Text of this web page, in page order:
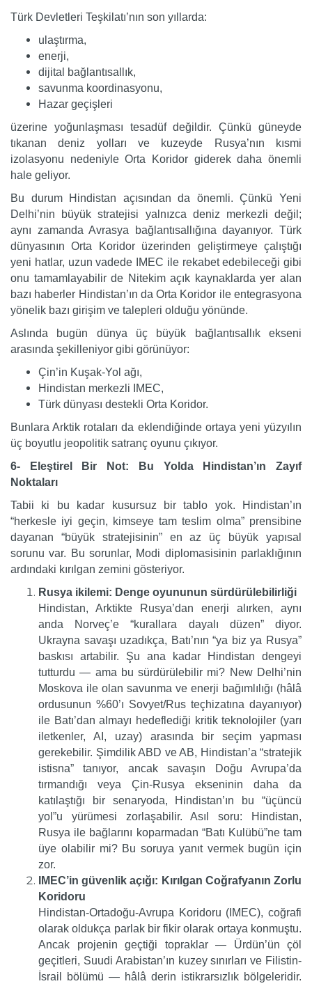
Türk Devletleri Teşkilatı’nın son yıllarda:
ulaştırma,
enerji,
dijital bağlantısallık,
savunma koordinasyonu,
Hazar geçişleri
üzerine yoğunlaşması tesadüf değildir. Çünkü güneyde
tıkanan deniz yolları ve kuzeyde Rusya’nın kısmi
izolasyonu nedeniyle Orta Koridor giderek daha önemli
hale geliyor.
Bu durum Hindistan açısından da önemli. Çünkü Yeni
Delhi’nin büyük stratejisi yalnızca deniz merkezli değil;
aynı zamanda Avrasya bağlantısallığına dayanıyor. Türk
dünyasının Orta Koridor üzerinden geliştirmeye çalıştığı
yeni hatlar, uzun vadede IMEC ile rekabet edebileceği gibi
onu tamamlayabilir de Nitekim açık kaynaklarda yer alan
bazı haberler Hindistan’ın da Orta Koridor ile entegrasyona
yönelik bazı girişim ve talepleri olduğu yönünde.
Aslında bugün dünya üç büyük bağlantısallık ekseni
arasında şekilleniyor gibi görünüyor:
Çin’in Kuşak-Yol ağı,
Hindistan merkezli IMEC,
Türk dünyası destekli Orta Koridor.
Bunlara Arktik rotaları da eklendiğinde ortaya yeni yüzyılın
üç boyutlu jeopolitik satranç oyunu çıkıyor.
6- Eleştirel Bir Not: Bu Yolda Hindistan’ın Zayıf
Noktaları
Tabii ki bu kadar kusursuz bir tablo yok. Hindistan’ın
“herkesle iyi geçin, kimseye tam teslim olma” prensibine
dayanan “büyük stratejisinin” en az üç büyük yapısal
sorunu var. Bu sorunlar, Modi diplomasisinin parlaklığının
ardındaki kırılgan zemini gösteriyor.
Rusya ikilemi: Denge oyununun sürdürülebilirliği
Hindistan, Arktikte Rusya’dan enerji alırken, aynı
anda Norveç’e “kurallara dayalı düzen” diyor.
Ukrayna savaşı uzadıkça, Batı’nın “ya biz ya Rusya”
baskısı artabilir. Şu ana kadar Hindistan dengeyi
tutturdu — ama bu sürdürülebilir mi? New Delhi’nin
Moskova ile olan savunma ve enerji bağımlılığı (hâlâ
ordusunun %60’ı Sovyet/Rus teçhizatına dayanıyor)
ile Batı’dan almayı hedeflediği kritik teknolojiler (yarı
iletkenler, AI, uzay) arasında bir seçim yapması
gerekebilir. Şimdilik ABD ve AB, Hindistan’a “stratejik
istisna” tanıyor, ancak savaşın Doğu Avrupa’da
tırmandığı veya Çin-Rusya ekseninin daha da
katılaştığı bir senaryoda, Hindistan’ın bu “üçüncü
yol”u yürümesi zorlaşabilir. Asıl soru: Hindistan,
Rusya ile bağlarını koparmadan “Batı Kulübü”ne tam
üye olabilir mi? Bu soruya yanıt vermek bugün için
zor.
IMEC’in güvenlik açığı: Kırılgan Coğrafyanın Zorlu
Koridoru
Hindistan-Ortadoğu-Avrupa Koridoru (IMEC), coğrafi
olarak oldukça parlak bir fikir olarak ortaya konmuştu.
Ancak projenin geçtiği topraklar — Ürdün’ün çöl
geçitleri, Suudi Arabistan’ın kuzey sınırları ve Filistin-
İsrail bölümü — hâlâ derin istikrarsızlık bölgeleridir.